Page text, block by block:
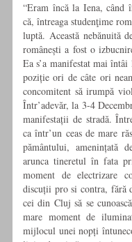
“Eram încă la Iena, când
că, întreaga studenţime
luptă. Această nebănuită
românești a fost o
Ea s’a manifestat mai
poziție ori de câte ori
concomitent să irumpă
Într’adevăr, la 3-4
manifestații de stradă.
ca într’un ceas de mare
pământului, amenințată
arunca tineretul în fata
moment de electrizare
discuții pro si contra, fără
cei din Cluj să se
mare moment de
mijlocul unei nopți